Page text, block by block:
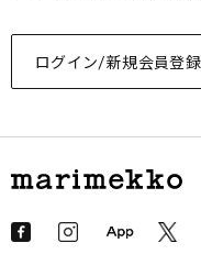
ログイン/新規会員登録